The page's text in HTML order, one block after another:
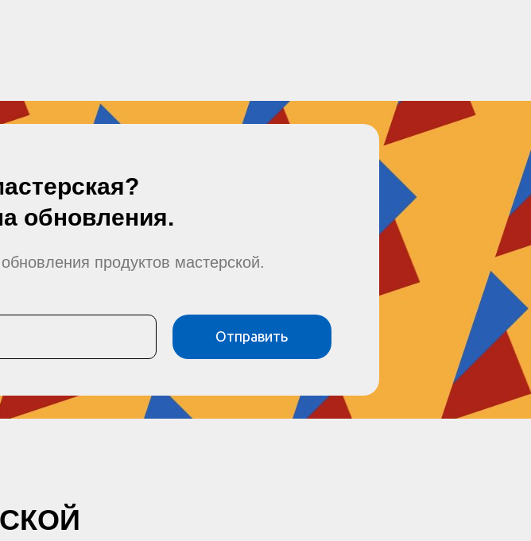
обновления.
продуктов мастерской.
Отправить